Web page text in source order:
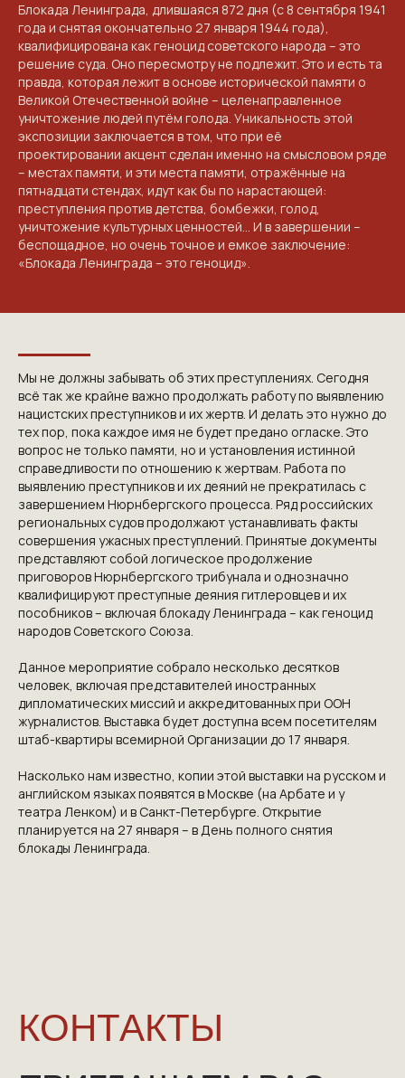
Блокада Ленинграда, длившаяся 872 дня (с 8 сентября 1941
года и снятая окончательно 27 января 1944 года),
квалифицирована как геноцид советского народа – это
решение суда. Оно пересмотру не подлежит. Это и есть та
правда, которая лежит в основе исторической памяти о
Великой Отечественной войне – целенаправленное
уничтожение людей путём голода. Уникальность этой
экспозиции заключается в том, что при её
проектировании акцент сделан именно на смысловом ряде
– местах памяти, и эти места памяти, отражённые на
пятнадцати стендах, идут как бы по нарастающей:
преступления против детства, бомбежки, голод,
уничтожение культурных ценностей… И в завершении –
беспощадное, но очень точное и емкое заключение:
«Блокада Ленинграда – это геноцид».
Мы не должны забывать об этих преступлениях. Сегодня
всё так же крайне важно продолжать работу по выявлению
нацистских преступников и их жертв. И делать это нужно до
тех пор, пока каждое имя не будет предано огласке. Это
вопрос не только памяти, но и установления истинной
справедливости по отношению к жертвам. Работа по
выявлению преступников и их деяний не прекратилась с
завершением Нюрнбергского процесса. Ряд российских
региональных судов продолжают устанавливать факты
совершения ужасных преступлений. Принятые документы
представляют собой логическое продолжение
приговоров Нюрнбергского трибунала и однозначно
квалифицируют преступные деяния гитлеровцев и их
пособников – включая блокаду Ленинграда – как геноцид
народов Советского Союза.
Данное мероприятие собрало несколько десятков
человек, включая представителей иностранных
дипломатических миссий и аккредитованных при ООН
журналистов. Выставка будет доступна всем посетителям
штаб-квартиры всемирной Организации до 17 января.
Насколько нам известно, копии этой выставки на русском и
английском языках появятся в Москве (на Арбате и у
театра Ленком) и в Санкт-Петербурге. Открытие
планируется на 27 января – в День полного снятия
блокады Ленинграда.
ПРИГЛАШАЕМ ВАС
ПРИНЯТЬ УЧАСТИЕ В
ПРОЕКТЕ
VICTORYDAY80.RU
NGKMOSCOW@YANDEX.RU
+7 (925) 007-33-07